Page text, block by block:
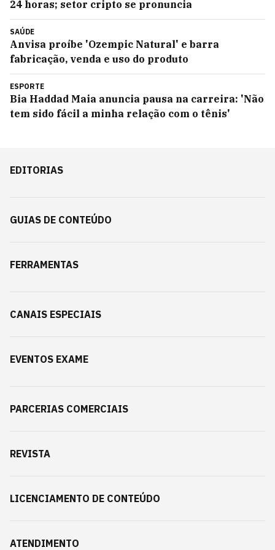
24 horas; setor cripto se pronuncia
SAÚDE
Anvisa proíbe 'Ozempic Natural' e barra
fabricação, venda e uso do produto
ESPORTE
Bia Haddad Maia anuncia pausa na carreira: 'Não
tem sido fácil a minha relação com o tênis'
EDITORIAS
GUIAS DE CONTEÚDO
FERRAMENTAS
CANAIS ESPECIAIS
EVENTOS EXAME
PARCERIAS COMERCIAIS
REVISTA
LICENCIAMENTO DE CONTEÚDO
ATENDIMENTO